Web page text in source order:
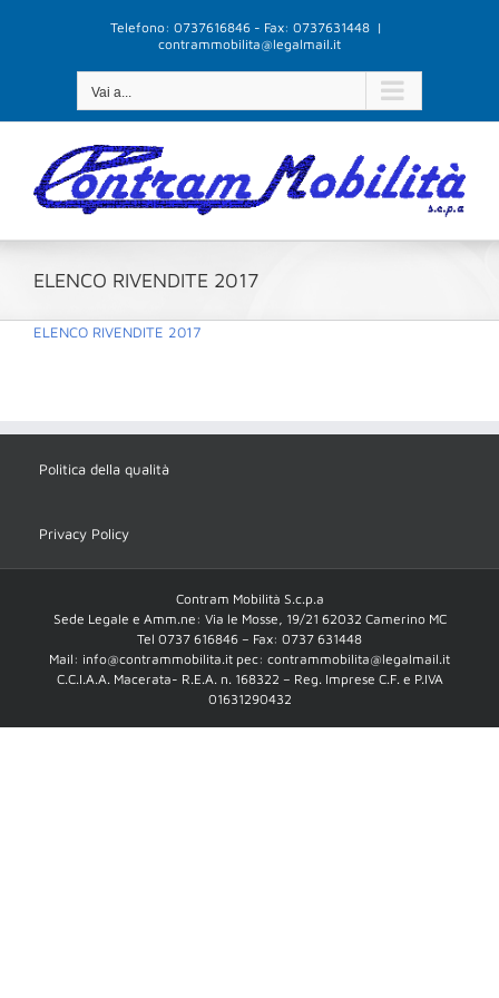
Telefono: 0737616846 - Fax: 0737631448 |
contrammobilita@legalmail.it
Vai a...
ELENCO RIVENDITE 2017
ELENCO RIVENDITE 2017
Politica della qualità
Privacy Policy
Contram Mobilità S.c.p.a
Sede Legale e Amm.ne: Via le Mosse, 19/21 62032 Camerino MC
Tel 0737 616846 – Fax: 0737 631448
Mail: info@contrammobilita.it pec: contrammobilita@legalmail.it
C.C.I.A.A. Macerata- R.E.A. n. 168322 – Reg. Imprese C.F. e P.IVA
01631290432